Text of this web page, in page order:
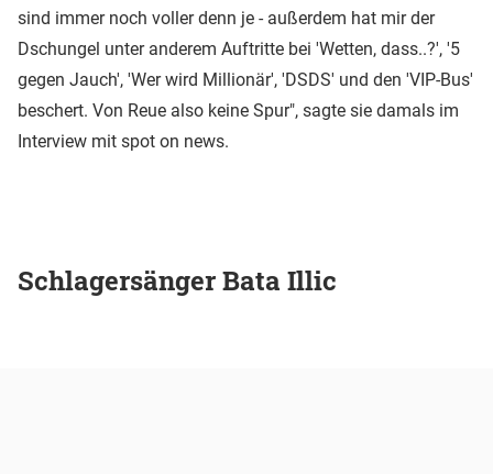
sind immer noch voller denn je - außerdem hat mir der
Dschungel unter anderem Auftritte bei 'Wetten, dass..?', '5
gegen Jauch', 'Wer wird Millionär', 'DSDS' und den 'VIP-Bus'
beschert. Von Reue also keine Spur", sagte sie damals im
Interview mit spot on news.
Schlagersänger Bata Illic